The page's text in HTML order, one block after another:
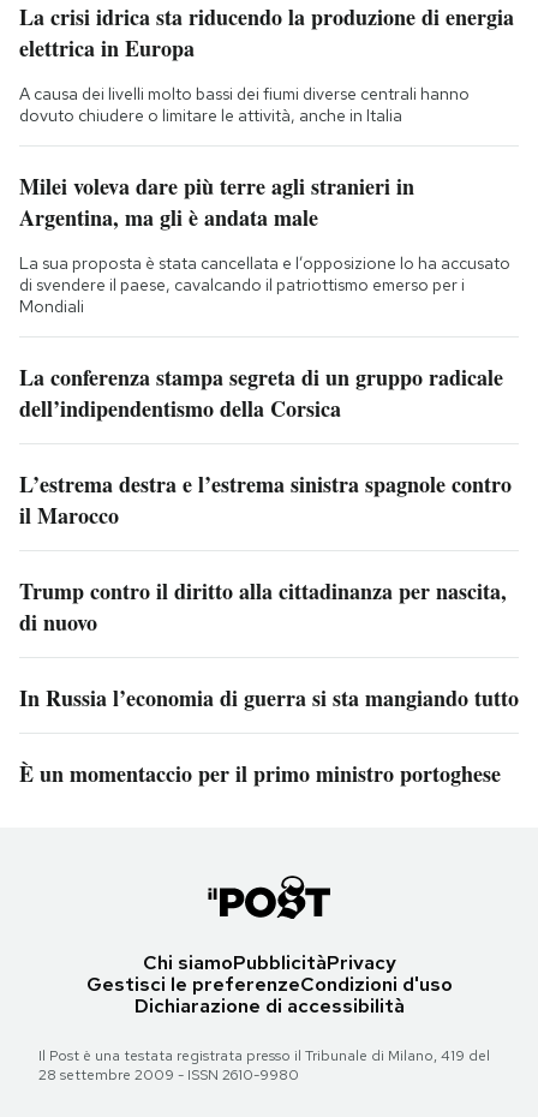
La crisi idrica sta riducendo la produzione di energia
elettrica in Europa
A causa dei livelli molto bassi dei fiumi diverse centrali hanno
dovuto chiudere o limitare le attività, anche in Italia
Milei voleva dare più terre agli stranieri in
Argentina, ma gli è andata male
La sua proposta è stata cancellata e l’opposizione lo ha accusato
di svendere il paese, cavalcando il patriottismo emerso per i
Mondiali
La conferenza stampa segreta di un gruppo radicale
dell’indipendentismo della Corsica
L’estrema destra e l’estrema sinistra spagnole contro
il Marocco
Trump contro il diritto alla cittadinanza per nascita,
di nuovo
In Russia l’economia di guerra si sta mangiando tutto
È un momentaccio per il primo ministro portoghese
Chi siamoPubblicitàPrivacy
Gestisci le preferenzeCondizioni d'uso
Dichiarazione di accessibilità
Il Post è una testata registrata presso il Tribunale di Milano, 419 del
28 settembre 2009 - ISSN 2610-9980